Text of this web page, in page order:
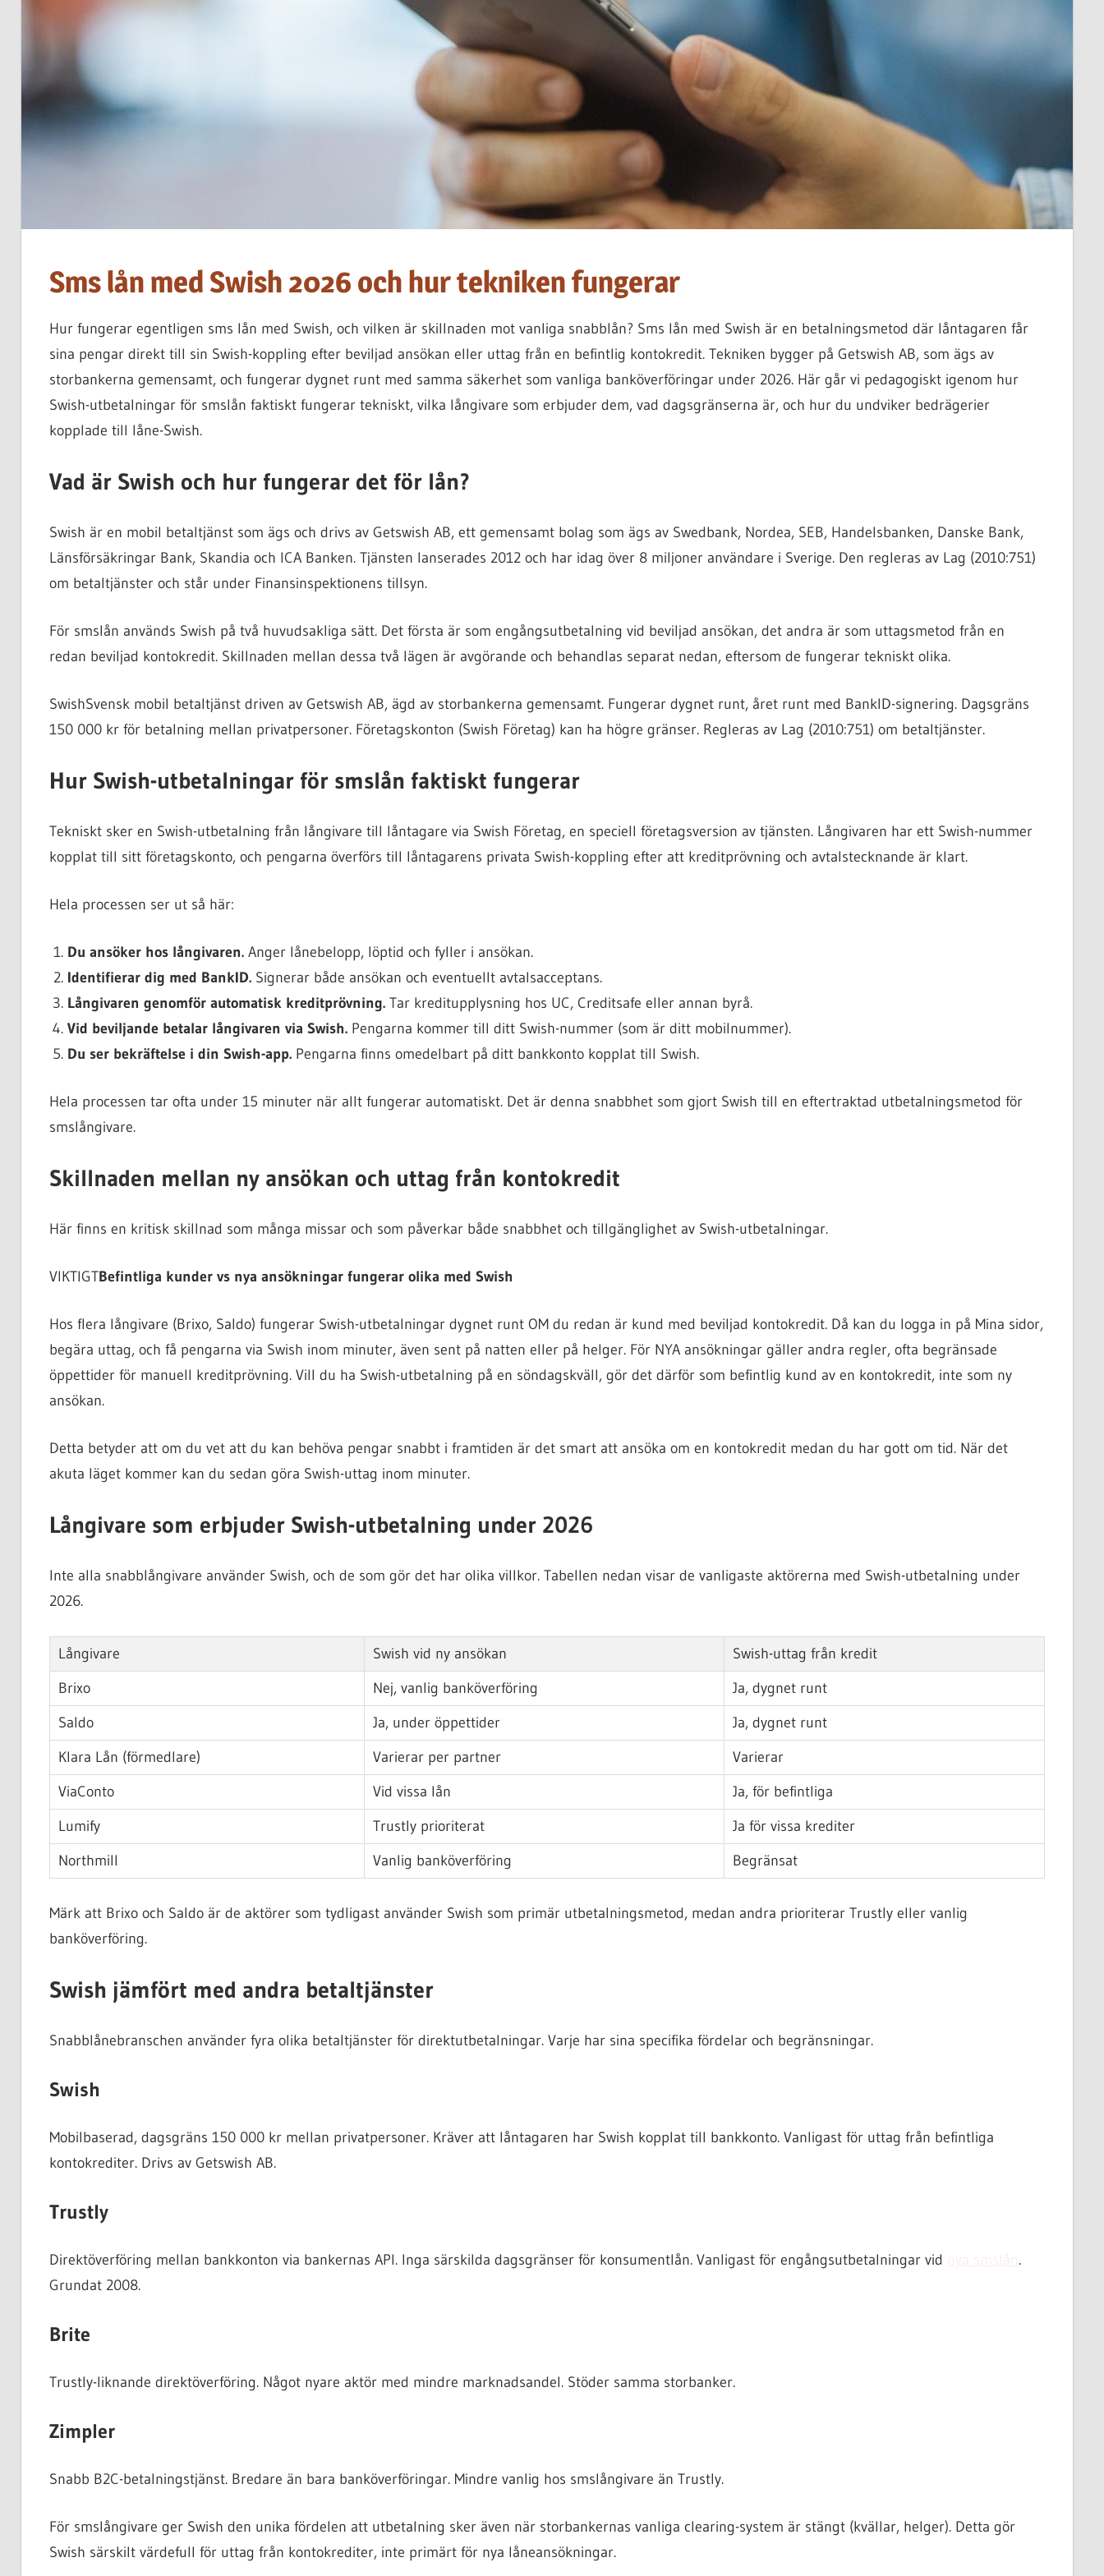
bästa
för
Sms lån med Swish 2026 och hur tekniken fungerar
Hur fungerar egentligen sms lån med Swish, och vilken är skillnaden mot vanliga snabblån? Sms lån med Swish är en betalningsmetod där låntagaren får
sina pengar direkt till sin Swish-koppling efter beviljad ansökan eller uttag från en befintlig kontokredit. Tekniken bygger på Getswish AB, som ägs av
storbankerna gemensamt, och fungerar dygnet runt med samma säkerhet som vanliga banköverföringar under 2026. Här går vi pedagogiskt igenom hur
Swish-utbetalningar för smslån faktiskt fungerar tekniskt, vilka långivare som erbjuder dem, vad dagsgränserna är, och hur du undviker bedrägerier
kopplade till låne-Swish.
Vad är Swish och hur fungerar det för lån?
Swish är en mobil betaltjänst som ägs och drivs av Getswish AB, ett gemensamt bolag som ägs av Swedbank, Nordea, SEB, Handelsbanken, Danske Bank,
Länsförsäkringar Bank, Skandia och ICA Banken. Tjänsten lanserades 2012 och har idag över 8 miljoner användare i Sverige. Den regleras av Lag (2010:751)
om betaltjänster och står under Finansinspektionens tillsyn.
För smslån används Swish på två huvudsakliga sätt. Det första är som engångsutbetalning vid beviljad ansökan, det andra är som uttagsmetod från en
redan beviljad kontokredit. Skillnaden mellan dessa två lägen är avgörande och behandlas separat nedan, eftersom de fungerar tekniskt olika.
SwishSvensk mobil betaltjänst driven av Getswish AB, ägd av storbankerna gemensamt. Fungerar dygnet runt, året runt med BankID-signering. Dagsgräns
150 000 kr för betalning mellan privatpersoner. Företagskonton (Swish Företag) kan ha högre gränser. Regleras av Lag (2010:751) om betaltjänster.
Hur Swish-utbetalningar för smslån faktiskt fungerar
Tekniskt sker en Swish-utbetalning från långivare till låntagare via Swish Företag, en speciell företagsversion av tjänsten. Långivaren har ett Swish-nummer
kopplat till sitt företagskonto, och pengarna överförs till låntagarens privata Swish-koppling efter att kreditprövning och avtalstecknande är klart.
Hela processen ser ut så här:
Du ansöker hos långivaren. Anger lånebelopp, löptid och fyller i ansökan.
Identifierar dig med BankID. Signerar både ansökan och eventuellt avtalsacceptans.
Långivaren genomför automatisk kreditprövning. Tar kreditupplysning hos UC, Creditsafe eller annan byrå.
Vid beviljande betalar långivaren via Swish. Pengarna kommer till ditt Swish-nummer (som är ditt mobilnummer).
Du ser bekräftelse i din Swish-app. Pengarna finns omedelbart på ditt bankkonto kopplat till Swish.
Hela processen tar ofta under 15 minuter när allt fungerar automatiskt. Det är denna snabbhet som gjort Swish till en eftertraktad utbetalningsmetod för
smslångivare.
Skillnaden mellan ny ansökan och uttag från kontokredit
Här finns en kritisk skillnad som många missar och som påverkar både snabbhet och tillgänglighet av Swish-utbetalningar.
VIKTIGTBefintliga kunder vs nya ansökningar fungerar olika med Swish
Hos flera långivare (Brixo, Saldo) fungerar Swish-utbetalningar dygnet runt OM du redan är kund med beviljad kontokredit. Då kan du logga in på Mina sidor,
begära uttag, och få pengarna via Swish inom minuter, även sent på natten eller på helger. För NYA ansökningar gäller andra regler, ofta begränsade
öppettider för manuell kreditprövning. Vill du ha Swish-utbetalning på en söndagskväll, gör det därför som befintlig kund av en kontokredit, inte som ny
ansökan.
Detta betyder att om du vet att du kan behöva pengar snabbt i framtiden är det smart att ansöka om en kontokredit medan du har gott om tid. När det
akuta läget kommer kan du sedan göra Swish-uttag inom minuter.
Långivare som erbjuder Swish-utbetalning under 2026
Inte alla snabblångivare använder Swish, och de som gör det har olika villkor. Tabellen nedan visar de vanligaste aktörerna med Swish-utbetalning under
2026.
Långivare Swish vid ny ansökan
Swish-uttag från kredit
Brixo
Nej, vanlig banköverföring
Ja, dygnet runt
Saldo
Ja, under öppettider
Ja, dygnet runt
Klara Lån (förmedlare)
Varierar per partner
Varierar
ViaConto
Vid vissa lån
Ja, för befintliga
Lumify
Trustly prioriterat
Ja för vissa krediter
Northmill
Vanlig banköverföring Begränsat
Märk att Brixo och Saldo är de aktörer som tydligast använder Swish som primär utbetalningsmetod, medan andra prioriterar Trustly eller vanlig
banköverföring.
Swish jämfört med andra betaltjänster
Snabblånebranschen använder fyra olika betaltjänster för direktutbetalningar. Varje har sina specifika fördelar och begränsningar.
Swish
Mobilbaserad, dagsgräns 150 000 kr mellan privatpersoner. Kräver att låntagaren har Swish kopplat till bankkonto. Vanligast för uttag från befintliga
kontokrediter. Drivs av Getswish AB.
Trustly
Direktöverföring mellan bankkonton via bankernas API. Inga särskilda dagsgränser för konsumentlån. Vanligast för engångsutbetalningar vid
.
Grundat 2008.
Brite
Trustly-liknande direktöverföring. Något nyare aktör med mindre marknadsandel. Stöder samma storbanker.
Zimpler
Snabb B2C-betalningstjänst. Bredare än bara banköverföringar. Mindre vanlig hos smslångivare än Trustly.
För smslångivare ger Swish den unika fördelen att utbetalning sker även när storbankernas vanliga clearing-system är stängt (kvällar, helger). Detta gör
Swish särskilt värdefull för uttag från kontokrediter, inte primärt för nya låneansökningar.